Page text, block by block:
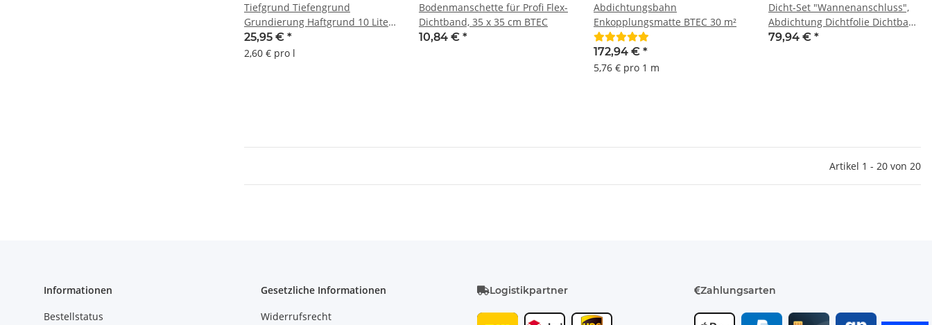
Tiefgrund Tiefengrund
Grundierung Haftgrund 10 Liter
BTEC
25,95 € *
2,60 € pro l
Bodenmanschette für Profi Flex-
Dichtband, 35 x 35 cm BTEC
10,84 € *
Abdichtungsbahn
Enkopplungsmatte BTEC 30 m²
172,94 € *
5,76 € pro 1 m
Dicht-Set "Wannenanschluss",
Abdichtung Dichtfolie Dichtband
für Duschwanne oder
79,94 € *
Artikel 1 - 20 von 20
Informationen
Bestellstatus
Gesetzliche Informationen
Widerrufsrecht
Logistikpartner Zahlungsarten